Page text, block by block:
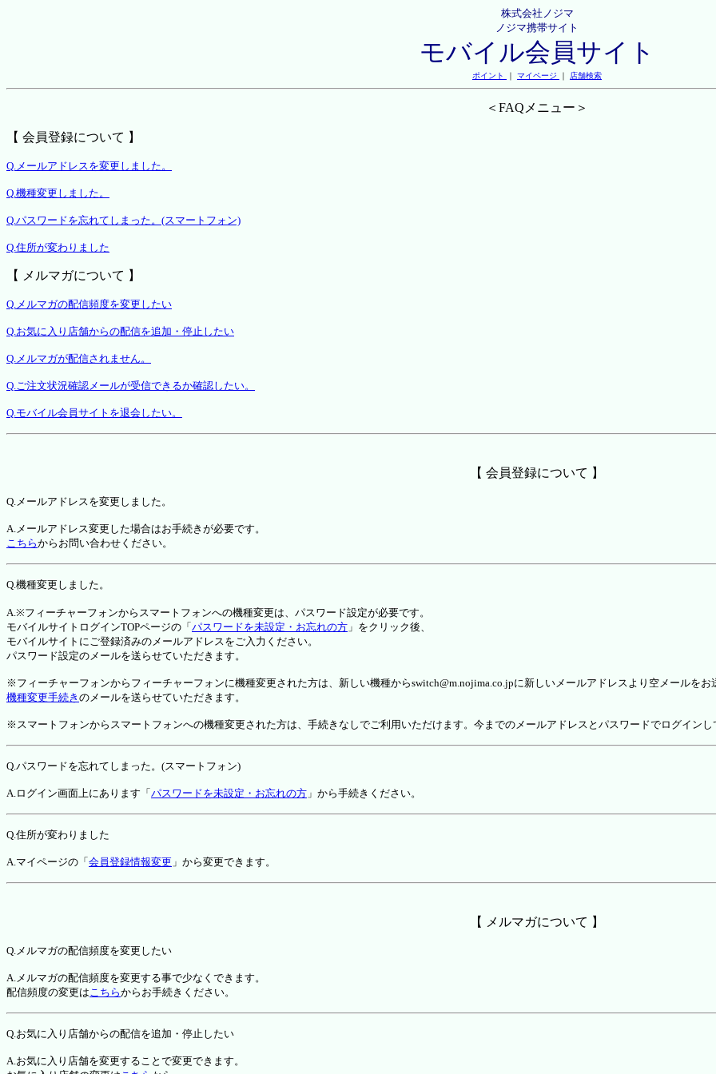
株式会社ノジマ
ノジマ携帯サイト
モバイル会員サイト
ポイント ｜ マイページ ｜ 店舗検索
＜FAQメニュー＞
【 会員登録について 】
Q.メールアドレスを変更しました。
Q.機種変更しました。
Q.パスワードを忘れてしまった。(スマートフォン)
Q.住所が変わりました
【 メルマガについて 】
Q.メルマガの配信頻度を変更したい
Q.お気に入り店舗からの配信を追加・停止したい
Q.メルマガが配信されません。
Q.ご注文状況確認メールが受信できるか確認したい。
Q.モバイル会員サイトを退会したい。
【 会員登録について 】
Q.メールアドレスを変更しました。
A.メールアドレス変更した場合はお手続きが必要です。
こちらからお問い合わせください。
Q.機種変更しました。
A.※フィーチャーフォンからスマートフォンへの機種変更は、パスワード設定が必要です。
モバイルサイトログインTOPページの「 パスワードを未設定・お忘れの方 」をクリック後、
モバイルサイトにご登録済みのメールアドレスをご入力ください。
パスワード設定のメールを送らせていただきます。
※フィーチャーフォンからフィーチャーフォンに機種変更された方は、新しい機種からswitch@m.nojima.co.jpに新しいメールアドレスより空メールをお
機種変更手続き のメールを送らせていただきます。
※スマートフォンからスマートフォンへの機種変更された方は、手続きなしでご利用いただけます。今までのメールアドレスとパスワードでログインし
Q.パスワードを忘れてしまった。(スマートフォン)
A.ログイン画面上にあります「 パスワードを未設定・お忘れの方 」から手続きください。
Q.住所が変わりました
A.マイページの「 会員登録情報変更 」から変更できます。
【 メルマガについて 】
Q.メルマガの配信頻度を変更したい
A.メルマガの配信頻度を変更する事で少なくできます。
配信頻度の変更はこちらからお手続きください。
Q.お気に入り店舗からの配信を追加・停止したい
A.お気に入り店舗を変更することで変更できます。